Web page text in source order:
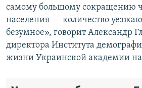
самому большому сокращению
населения — количество
безумное», говорит Александр
директора Института
жизни Украинской академии